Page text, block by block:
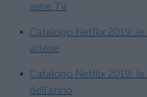
serie TV
Catalogo Netflix 2019:
attese
Catalogo Netflix 2019: le
dell’anno